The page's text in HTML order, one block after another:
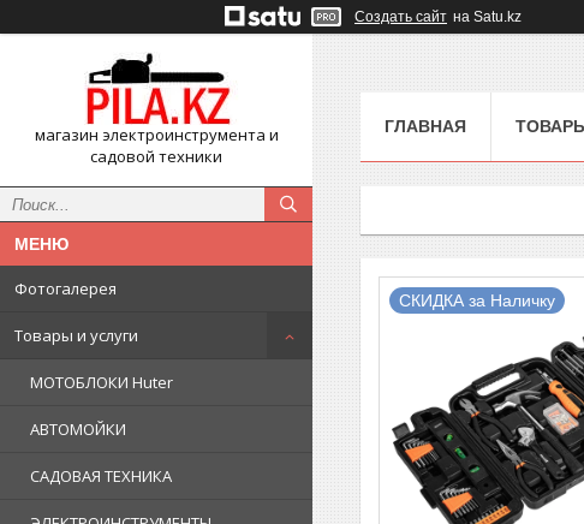
Создать сайт на Satu.kz
магазин электроинструмента и
садовой техники
Фотогалерея
Товары и услуги
МОТОБЛОКИ Huter
АВТОМОЙКИ
САДОВАЯ ТЕХНИКА
ГЛАВНАЯ
СКИДКА за Наличку